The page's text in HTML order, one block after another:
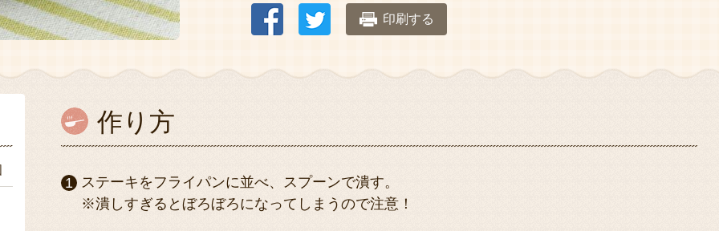
印刷する
作り方
ステーキをフライパンに並べ、スプーンで潰す。
※潰しすぎるとぼろぼろになってしまうので注意！